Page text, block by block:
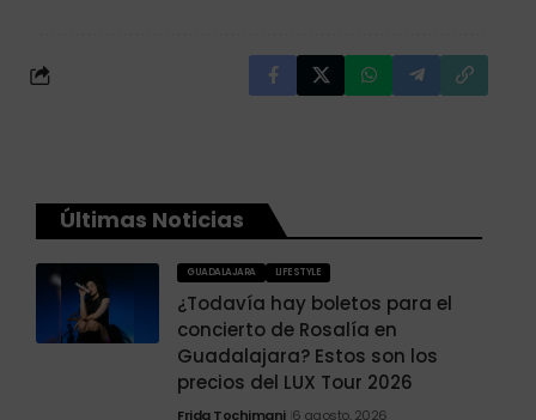
Últimas Noticias
GUADALAJARA LIFESTYLE
¿Todavía hay boletos para el
concierto de Rosalía en
Guadalajara? Estos son los
precios del LUX Tour 2026
Frida Tochimani 6 agosto, 2026